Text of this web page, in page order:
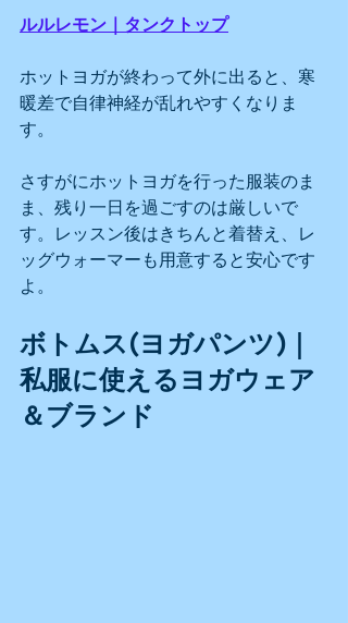
ルルレモン｜タンクトップ
ホットヨガが終わって外に出ると、寒
暖差で自律神経が乱れやすくなりま
す。
さすがにホットヨガを行った服装のま
ま、残り一日を過ごすのは厳しいで
す。レッスン後はきちんと着替え、レ
ッグウォーマーも用意すると安心です
よ。
ボトムス(ヨガパンツ)｜
私服に使えるヨガウェア
＆ブランド